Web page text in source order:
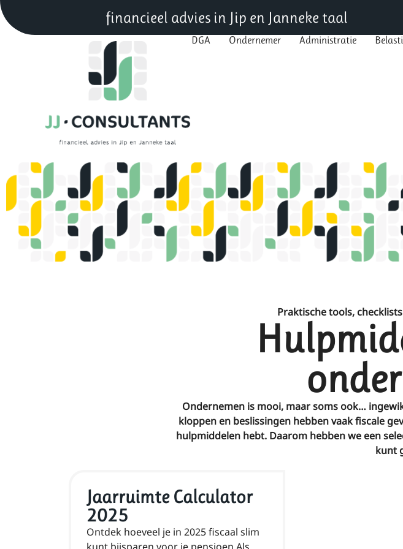
financieel advies in Jip en Janneke taal
DGA Ondernemer Administratie
Praktische tools,
Ondernemen is mooi, maar soms ook…
kloppen en beslissingen hebben vaak fiscale
hulpmiddelen hebt. Daarom hebben we een
kunt
Jaarruimte Calculator
2025
Ontdek hoeveel je in 2025 fiscaal slim